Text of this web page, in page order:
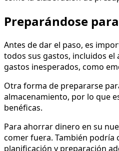
Preparándose
Antes de dar el paso, es
todos sus gastos, incluidos
gastos inesperados, como
Otra forma de prepararse
almacenamiento, por lo que
benéficas.
Para ahorrar dinero en su
comer fuera. También podría
planificación y preparación